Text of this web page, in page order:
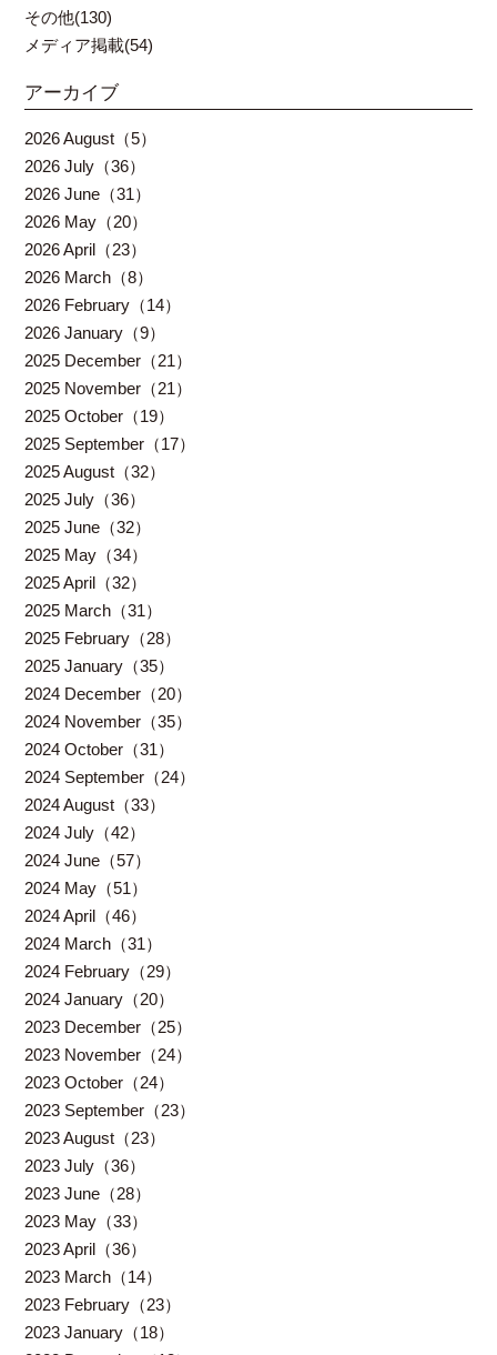
その他(130)
メディア掲載(54)
アーカイブ
2026 August（5）
2026 July（36）
2026 June（31）
2026 May（20）
2026 April（23）
2026 March（8）
2026 February（14）
2026 January（9）
2025 December（21）
2025 November（21）
2025 October（19）
2025 September（17）
2025 August（32）
2025 July（36）
2025 June（32）
2025 May（34）
2025 April（32）
2025 March（31）
2025 February（28）
2025 January（35）
2024 December（20）
2024 November（35）
2024 October（31）
2024 September（24）
2024 August（33）
2024 July（42）
2024 June（57）
2024 May（51）
2024 April（46）
2024 March（31）
2024 February（29）
2024 January（20）
2023 December（25）
2023 November（24）
2023 October（24）
2023 September（23）
2023 August（23）
2023 July（36）
2023 June（28）
2023 May（33）
2023 April（36）
2023 March（14）
2023 February（23）
2023 January（18）